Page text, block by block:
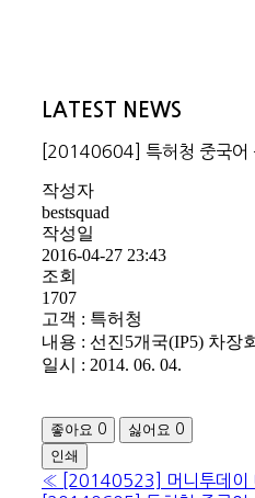
LATEST NEWS
[20140604] 특허청 중국어
작성자
bestsquad
작성일
2016-04-27 23:43
조회
1707
고객 : 특허청
내용 : 선진5개국(IP5) 차장
일시 : 2014. 06. 04.
좋아요 0 싫어요 0
인쇄
«
[20140523] 머니투데이